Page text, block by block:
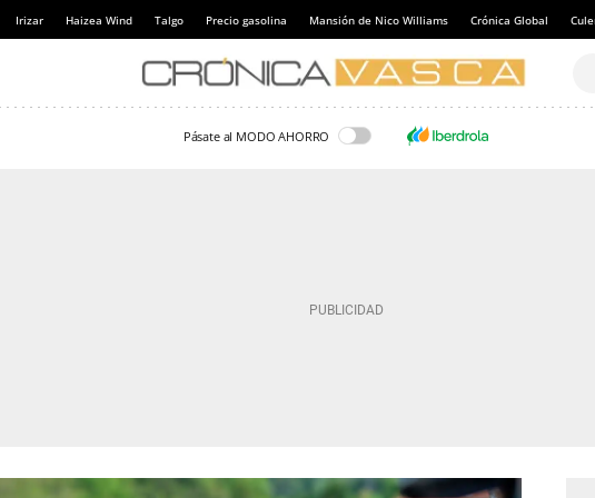
Irizar Haizea Wind Talgo Precio gasolina Mansión de Nico Williams Crónica Global
Pásate al MODO AHORRO